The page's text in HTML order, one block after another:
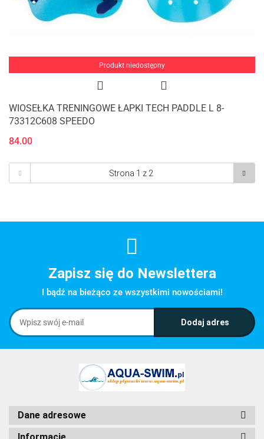
Produkt niedostępny
WIOSEŁKA TRENINGOWE ŁAPKI TECH PADDLE L 8-
73312C608 SPEEDO
84.00
Zapisz się do Newslettera
I bądź na bieżąco ze wszystkimi nowościami!
Dane adresowe